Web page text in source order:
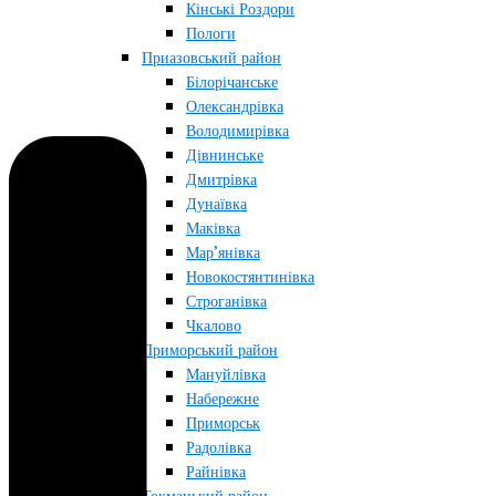
Кінські Роздори
Пологи
Приазовський район
Білорічанське
Олександрівка
Володимирівка
Дівнинське
Дмитрівка
Дунаївка
Маківка
Мар’янівка
Новокостянтинівка
Строганівка
Чкалово
Приморський район
Мануйлівка
Набережне
Приморськ
Радолівка
Райнівка